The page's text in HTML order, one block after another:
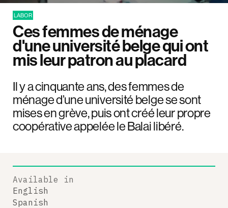
LABOR
Ces femmes de ménage
d'une université belge qui ont
mis leur patron au placard
Il y a cinquante ans, des femmes de
ménage d’une université belge se sont
mises en grève, puis ont créé leur propre
coopérative appelée le Balai libéré.
Available in
English
Spanish